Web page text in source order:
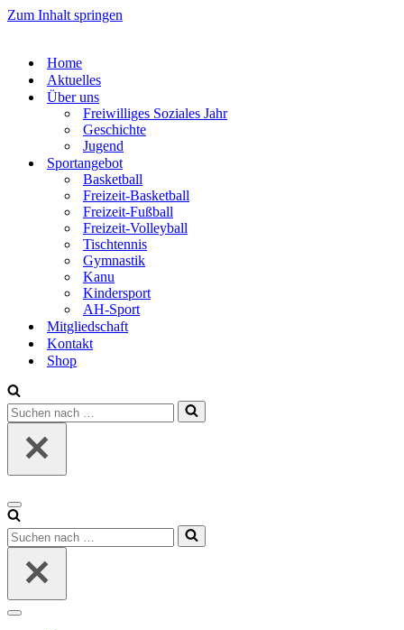
Zum Inhalt springen
Home
Aktuelles
Über uns
Freiwilliges Soziales Jahr
Geschichte
Jugend
Sportangebot
Basketball
Freizeit-Basketball
Freizeit-Fußball
Freizeit-Volleyball
Tischtennis
Gymnastik
Kanu
Kindersport
AH-Sport
Mitgliedschaft
Kontakt
Shop
Suchen
nach …
Navigationsmenü
Suchen
nach …
Navigationsmenü